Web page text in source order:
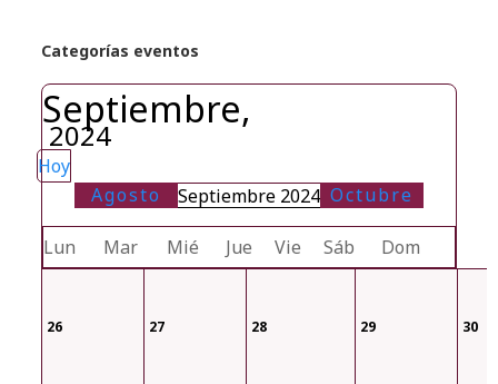
Categorías eventos
Septiembre,
2024
Hoy
Agosto
Septiembre 2024 Octubre
Lun Mar Mié Jue Vie Sáb Dom
26 27 28 29 30